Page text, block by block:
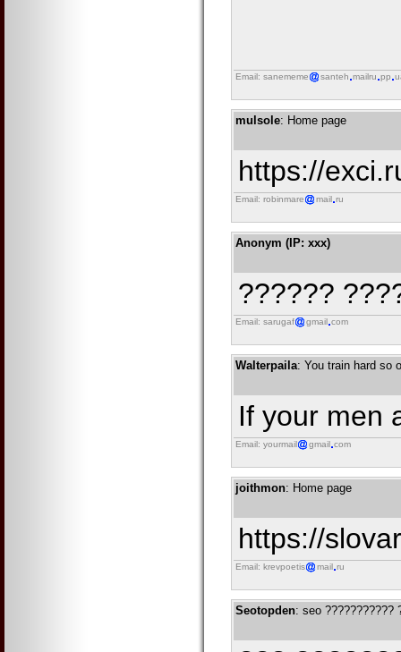
Email: sanememe santeh mailru pp
mulsole: Home page
https://
Email: robinmare mail ru
Anonym (IP: xxx)
??????
Email: sarugaf gmail com
Walterpaila: You train hard so
If your men
Email: yourmail gmail com
joithmon: Home page
https://
Email: krevpoetis mail ru
Seotopden: seo ???????????